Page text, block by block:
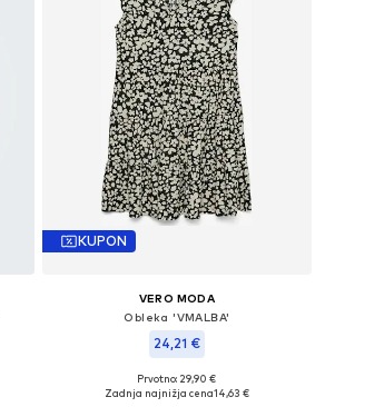
KUPON
VERO MODA
Obleka 'VMALBA'
24,21 €
+ 1
Razpoložljive velikosti: 34, 36, 38, 40
Prvotno: 29,90 €
Zadnja najnižja cena14,63 €